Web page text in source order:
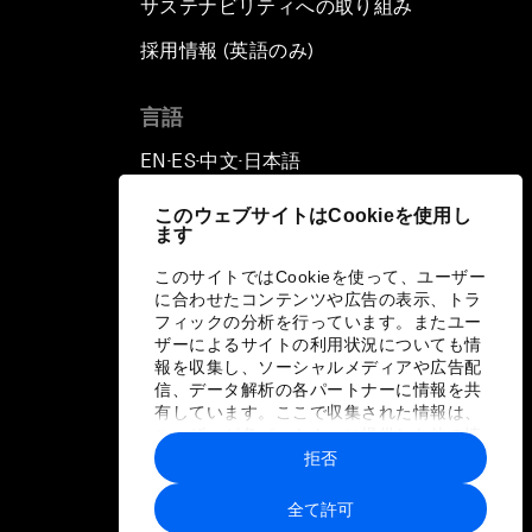
このウェブサイトはCookieを使用し
ます
このサイトではCookieを使って、ユーザー
に合わせたコンテンツや広告の表示、トラ
フィックの分析を行っています。またユー
ザーによるサイトの利用状況についても情
報を収集し、ソーシャルメディアや広告配
信、データ解析の各パートナーに情報を共
有しています。ここで収集された情報は、
ユーザーが各パートナーに提供した他の情
報や各パートナーのサービスを使用した際
に収集された情報と組み合わされ、各パー
トナーによって使用されることがありま
す。
全て許可
拒否
サステナビリティへの取り組み
採用情報 (英語のみ)
言語
EN ▪ ES▪中文▪ 日本語